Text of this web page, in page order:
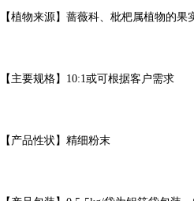
【植物来源】蔷薇科、枇杷属植物的果
【主要规格】 10:1或可根据客户需求
【产品性状】精细粉末